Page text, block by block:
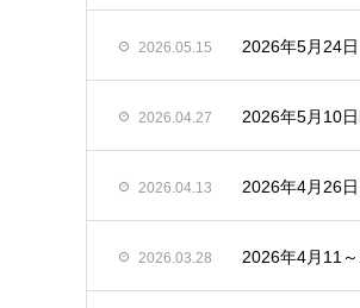
2026.05.15 2026年5月24
2026.04.27 2026年5月10
2026.04.13 2026年4月26
2026.03.28 2026年4月11